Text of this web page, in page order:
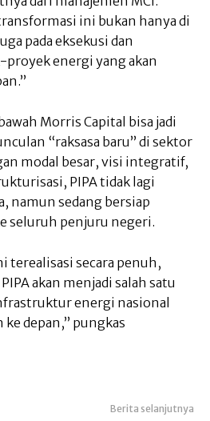
ini bukan hanya di
pada eksekusi dan
energi yang akan
Morris Capital bisa jadi
“raksasa baru” di sektor
modal besar, visi integratif,
PIPA tidak lagi
namun sedang bersiap
seluruh penjuru negeri.
terealisasi secara penuh,
akan menjadi salah satu
energi nasional
depan,” pungkas
Berita selanjutnya